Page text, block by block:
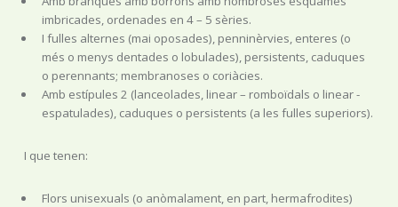
imbricades, ordenades en 4 – 5 sèries.
I fulles alternes (mai oposades), penninèrvies, enteres (o
més o menys dentades o lobulades), persistents, caduques
o perennants; membranoses o coriàcies.
Amb estípules 2 (lanceolades, linear – romboïdals o linear -
espatulades), caduques o persistents (a les fulles superiors).
I que tenen:
Flors unisexuals (o anòmalament, en part, hermafrodites)